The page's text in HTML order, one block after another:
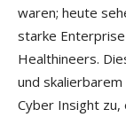
waren; heute
starke
Healthineers.
und
Cyber Insight zu,